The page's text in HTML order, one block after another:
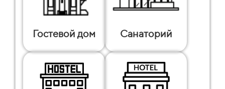
Гостевой дом Санаторий